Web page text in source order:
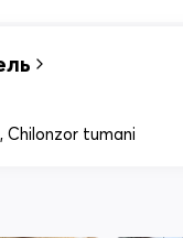
Chilonzor tumani